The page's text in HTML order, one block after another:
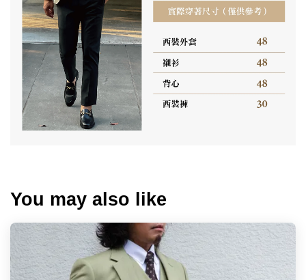
You may also like